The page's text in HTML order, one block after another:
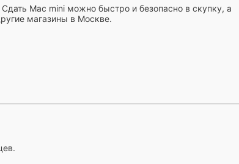
Mac mini можно быстро и безопасно в скупку, а
магазины в Москве.